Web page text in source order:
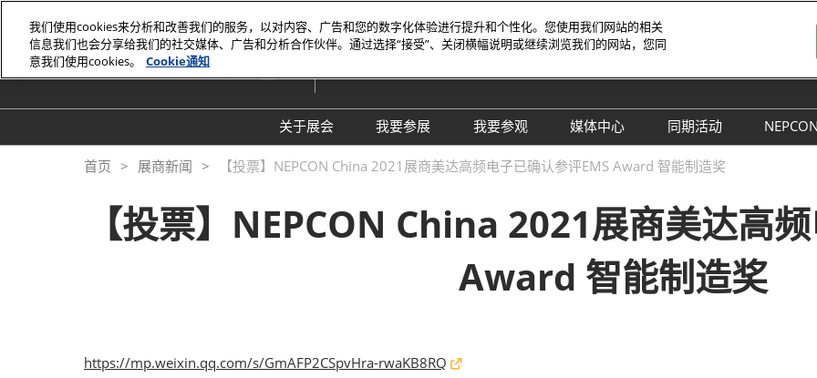
接
跳
转
容
2026年6月2-4日
上海世博展览馆
English
Tiếng
日本語
korean
关于展会
展会介绍
工厂设施展
展品范围
我要参展
参展申请
观众范围
我要参观
参观预登记
组团参观
展品名录
媒体中心
行业新闻
展会新闻
合作媒体
合作协会
同期活动
同期活动议程
评选
国际交流活动
首页 展商新闻 【投票】NEPCON China 2021展商美达高频电子已确认参评EMS Award 智能制造奖
【投票】NEPCON China 2021展商美达高
Award 智能制造奖
https://mp.weixin.qq.com/s/GmAFP2CSpvHra-rwaKB8RQ
我们使用cookies来分析和改善我们的服务，以对内容、广告和您的数字化体验进行提升和个性化。您使用我们网站的相关
信息我们也会分享给我们的社交媒体、广告和分析合作伙伴。通过选择“接受”、关闭横幅说明或继续浏览我们的网站，您同
意我们使用cookies。
Cookie通知